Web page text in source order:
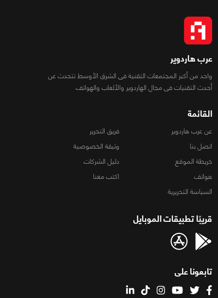
عرب هاردوير
واحد من أكبر المجتمعات التقنية فى الشرق الأوسط تتحدث عن
أحدث التقنيات فى مجال الهاردوير والألعاب والهواتف
القائمة
عن عرب هاردوير
فريق التحرير
اتصل بنا
وثيقة الخصوصية
خريطة الموقع
دليل الشركات
هواتف
اكتب معنا
السياسة التحريرية
قريبًا تطبيقات الموبايل
تابعونا على